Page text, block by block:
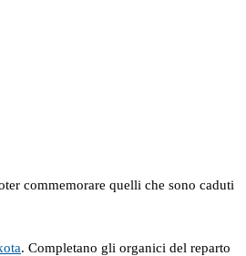
commemorare quelli che sono caduti
. Completano gli organici del reparto